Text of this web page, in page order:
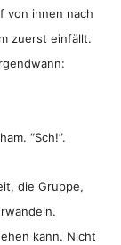
von innen nach
zuerst einfällt.
“Sch!”.
die Gruppe,
kann. Nicht